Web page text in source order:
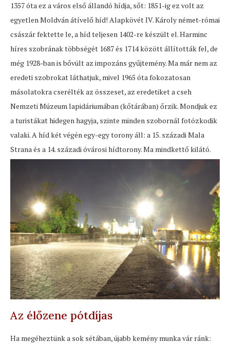
1357 óta ez a város első állandó hídja, sőt: 1851-ig ez volt az
egyetlen Moldván átívelő híd! Alapkövét IV. Károly német-római
császár fektette le, a híd teljesen 1402-re készült el. Harminc
híres szobrának többségét 1687 és 1714 között állították fel, de
még 1928-ban is bővült az impozáns gyűjtemény. Ma már nem az
eredeti szobrokat láthatjuk, mivel 1965 óta fokozatosan
másolatokra cserélték az összeset, az eredetiket a cseh
Nemzeti Múzeum lapidáriumában (kőtárában) őrzik. Mondjuk ez
a turistákat hidegen hagyja, szinte minden szobornál fotózkodik
valaki. A híd két végén egy-egy torony áll: a 15. századi Mala
Strana és a 14. századi óvárosi hídtorony. Ma mindkettő kilátó.
Az élőzene pótdíjas
Ha megéheztünk a sok sétában, újabb kemény munka vár ránk: